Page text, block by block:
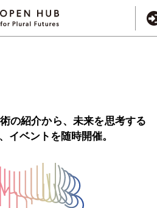
の紹介から、未来を思考する
イベントを随時開催。